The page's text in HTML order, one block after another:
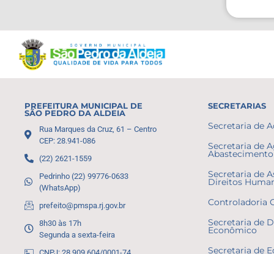
PREFEITURA MUNICIPAL DE
SÃO PEDRO DA ALDEIA
Rua Marques da Cruz, 61 – Centro
CEP: 28.941-086
(22) 2621-1559
Pedrinho (22) 99776-0633
(WhatsApp)
prefeito@pmspa.rj.gov.br
8h30 às 17h
Segunda a sexta-feira
SECRETARIAS
Secretaria de
Secretaria de
Abastecimento
Secretaria de
Direitos
Controladoria
Secretaria de
Econômico
Secretaria de